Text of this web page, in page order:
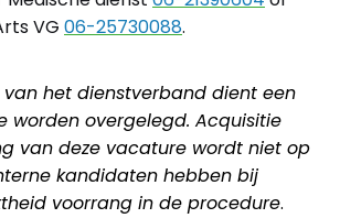
VG 06-25730088.
het dienstverband dient een
worden overgelegd. Acquisitie
van deze vacature wordt niet op
kandidaten hebben bij
voorrang in de procedure.